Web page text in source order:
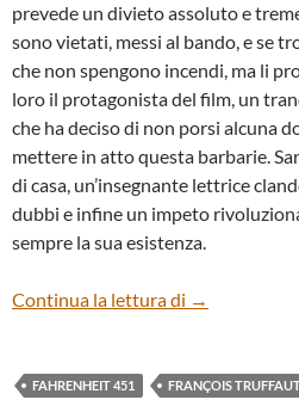
prevede un divieto assoluto e
sono vietati, messi al bando, e se
che non spengono incendi, ma li
loro il protagonista del film, un
che ha deciso di non porsi alcuna
mettere in atto questa barbarie.
di casa, un’insegnante lettrice
dubbi e infine un impeto
sempre la sua esistenza.
Continua la lettura di “Fahrenheit
→
FAHRENHEIT 451 FRANÇOIS